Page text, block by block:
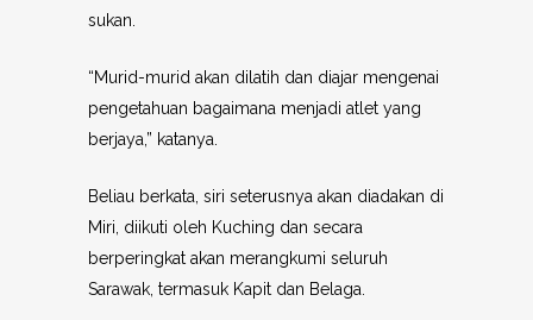
sukan.
“Murid-murid akan dilatih dan diajar mengenai
pengetahuan bagaimana menjadi atlet yang
berjaya,” katanya.
Beliau berkata, siri seterusnya akan diadakan di
Miri, diikuti oleh Kuching dan secara
berperingkat akan merangkumi seluruh
Sarawak, termasuk Kapit dan Belaga.